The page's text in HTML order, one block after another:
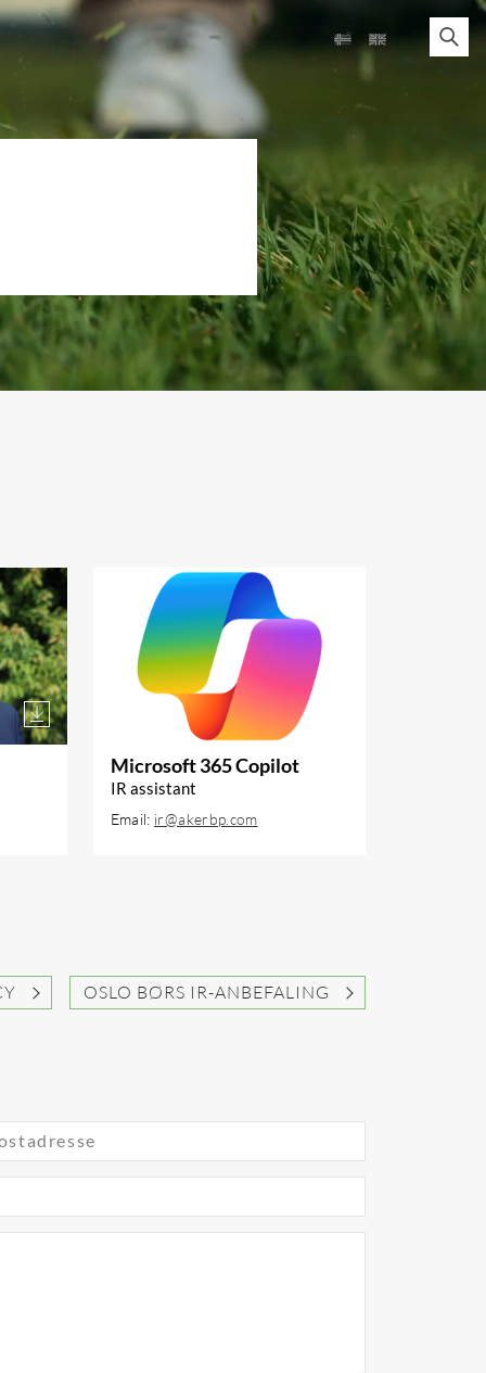
LAST NED BILDE
at
from
Microsoft 365 Copilot
IR assistant
Email: ir@akerbp.com
hjelper Copilot oss med å
utarbeide innhold, analysere
pressemeldinger, bidrar Copilot
til at vi kan jobbe smartere og
våre investorer.
OSLO BØRS IR-ANBEFALING